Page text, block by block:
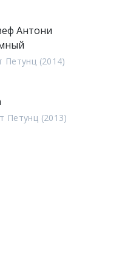
Антони
Петунц (2014)
Петунц (2013)